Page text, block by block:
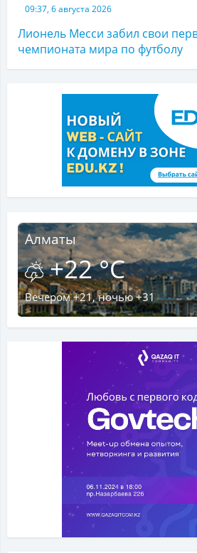
09:37, 6 августа 2026
Лионель Месси забил свои
чемпионата мира по футболу
Алматы
+22 °C
Вечером +21, ночью +31